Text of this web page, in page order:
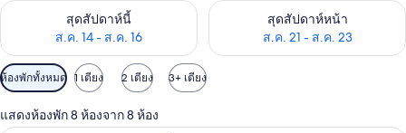
สุดสัปดาห์นี้
ส.ค. 14 - ส.ค. 16
ตรวจสอบจำนวนห้องพักว่างในสุดสัปดาห์นี้ ส.ค. 14 - ส.ค. 16
สุดสัปดาห์หน้า
ส.ค. 21 - ส.ค. 23
ตรวจสอบจำนวนห้องพักว่างใน
ตัว
กรอง
ที่
ห้องพักทั้งหมด 1 เตียง 2 เตียง 3+ เตียง
แสดงห้องพัก 8 ห้องจาก 8 ห้อง